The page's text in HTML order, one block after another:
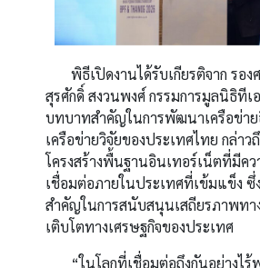
พิธีเปิดงานได้รับเกียรติจาก รอง
สุรศักดิ์ สงวนพงศ์ กรรมการมูลนิธิที
บทบาทสำคัญในการพัฒนาเครือข่า
เครือข่ายวิจัยของประเทศไทย กล่าว
โครงสร้างพื้นฐานอินเทอร์เน็ตที่มีค
เชื่อมต่อภายในประเทศที่เข้มแข็ง ซึ่
สำคัญในการสนับสนุนเสถียรภาพทา
เติบโตทางเศรษฐกิจของประเทศ
“ในโลกที่เชื่อมต่อถึงกันอย่างไร้